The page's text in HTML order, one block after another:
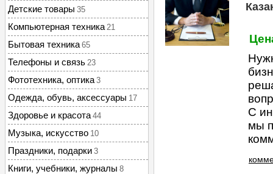
Детские товары 35
Компьютерная техника 21
Бытовая техника 65
Телефоны и связь 23
Фототехника, оптика 3
Одежда, обувь, аксессуары 17
Здоровье и красота 44
Музыка, искусство 10
Праздники, подарки 3
Книги, учебники, журналы 8
С
мы